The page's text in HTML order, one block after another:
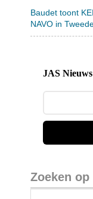
Baudet toont
NAVO in
JAS
Zoeken op